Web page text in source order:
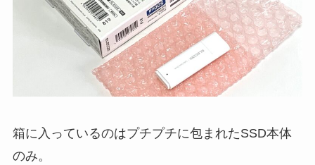
箱に入っているのはプチプチに包まれたSSD本体
のみ。